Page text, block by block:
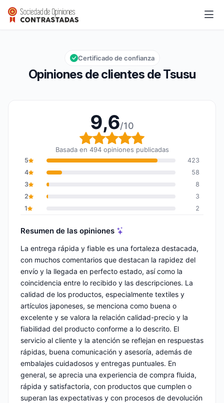
Tsusu
Calificación global: 9,6 de 10
9,6/10
Opiniones de clientes de Tsusu
Certificado de confianza
9,6/10
Calificación global: 9,6
Basada en 494 opiniones publicadas
5
423
4
58
3
8
2
3
1
2
Resumen de las opiniones
La entrega rápida y fiable es una fortaleza destacada,
con muchos comentarios que destacan la rapidez del
envío y la llegada en perfecto estado, así como la
coincidencia entre lo recibido y las descripciones. La
calidad de los productos, especialmente textiles y
artículos japoneses, se menciona como buena o
excelente y se valora la relación calidad-precio y la
fiabilidad del producto conforme a lo descrito. El
servicio al cliente y la atención se reflejan en respuestas
rápidas, buena comunicación y asesoría, además de
embalajes cuidadosos y entregas puntuales. En
general, se aprecia una experiencia de compra fluida,
rápida y satisfactoria, con productos que cumplen o
superan las expectativas y con procesos de devolución